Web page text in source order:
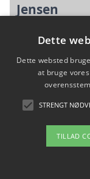
Jensen
Ringvejen
Ansatte: 0
Startdato:
Dette
Dette websted
at bruge
STRENGT
TILLAD